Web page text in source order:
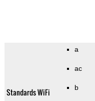
Standards WiFi
a
ac
b